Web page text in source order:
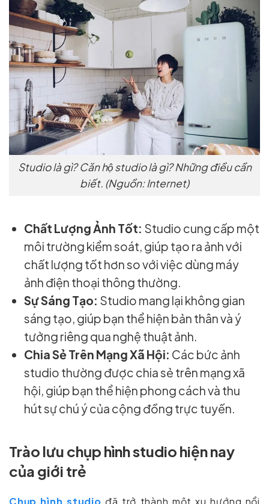
Studio là gì? Căn hộ studio là gì? Những điều cần
biết. (Nguồn: Internet)
Chất Lượng Ảnh Tốt: Studio cung cấp một
môi trường kiểm soát, giúp tạo ra ảnh với
chất lượng tốt hơn so với việc dùng máy
ảnh điện thoại thông thường.
Sự Sáng Tạo: Studio mang lại không gian
sáng tạo, giúp bạn thể hiện bản thân và ý
tưởng riêng qua nghệ thuật ảnh.
Chia Sẻ Trên Mạng Xã Hội: Các bức ảnh
studio thường được chia sẻ trên mạng xã
hội, giúp bạn thể hiện phong cách và thu
hút sự chú ý của cộng đồng trực tuyến.
Trào lưu chụp hình studio hiện nay
của giới trẻ
Chụp hình studio đã trở thành một xu hướng nổi